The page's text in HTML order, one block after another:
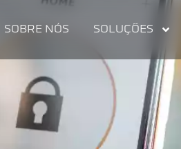
SOBRE NÓS SOLUÇÕES